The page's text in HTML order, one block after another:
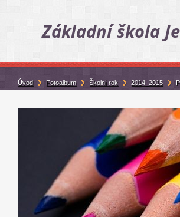
Základní škola
Úvod Fotoalbum Školní rok 2014_2015